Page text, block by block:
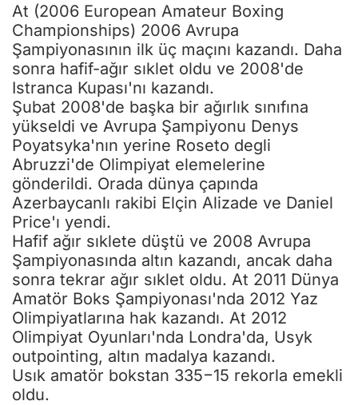
At (2006 European Amateur Boxing
Championships) 2006 Avrupa
Şampiyonasının ilk üç maçını kazandı. Daha
sonra hafif-ağır sıklet oldu ve 2008'de
Istranca Kupası'nı kazandı.
Şubat 2008'de başka bir ağırlık sınıfına
yükseldi ve Avrupa Şampiyonu Denys
Poyatsyka'nın yerine Roseto degli
Abruzzi'de Olimpiyat elemelerine
gönderildi. Orada dünya çapında
Azerbaycanlı rakibi Elçin Alizade ve Daniel
Price'ı yendi.
Hafif ağır sıklete düştü ve 2008 Avrupa
Şampiyonasında altın kazandı, ancak daha
sonra tekrar ağır sıklet oldu. At 2011 Dünya
Amatör Boks Şampiyonası'nda 2012 Yaz
Olimpiyatlarına hak kazandı. At 2012
Olimpiyat Oyunları'nda Londra'da, Usyk
outpointing, altın madalya kazandı.
Usık amatör bokstan 335−15 rekorla emekli
oldu.